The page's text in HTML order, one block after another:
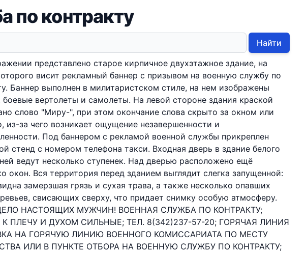
по контракту
Найти
представлено старое кирпичное двухэтажное здание, на
висит рекламный баннер с призывом на военную службу по
Баннер выполнен в милитаристском стиле, на нем изображены
боевые вертолеты и самолеты. На левой стороне здания краской
слово "Миру-", при этом окончание слова скрыто за окном или
из-за чего возникает ощущение незавершенности и
Под баннером с рекламой военной службы прикреплен
стенд с номером телефона такси. Входная дверь в здание белого
ведут несколько ступенек. Над дверью расположено ещё
окон. Вся территория перед зданием выглядит слегка запущенной:
замерзшая грязь и сухая трава, а также несколько опавших
свисающих сверху, что придает снимку особую атмосферу.
НАСТОЯЩИХ МУЖЧИН! ВОЕННАЯ СЛУЖБА ПО КОНТРАКТУ;
ПЛЕЧУ И ДУХОМ СИЛЬНЫЕ; ТЕЛ. 8(342)237-57-20; ГОРЯЧАЯ ЛИНИЯ
НА ГОРЯЧУЮ ЛИНИЮ ВОЕННОГО КОМИССАРИАТА ПО МЕСТУ
ИЛИ В ПУНКТЕ ОТБОРА НА ВОЕННУЮ СЛУЖБУ ПО КОНТРАКТУ;